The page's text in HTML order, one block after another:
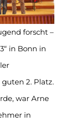
forscht –
in Bonn in
2. Platz.
war Arne
in